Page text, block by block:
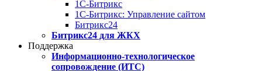
1С-Битрикс
1С-Битрикс: Управление сайтом
Битрикс24
Битрикс24 для ЖКХ
Поддержка
Информационно-технологическое
сопровождение (ИТС)